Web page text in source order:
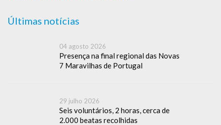
Últimas notícias
04 agosto 2026
Presença na final regional das Novas
7 Maravilhas de Portugal
29 julho 2026
Seis voluntários, 2 horas, cerca de
2.000 beatas recolhidas